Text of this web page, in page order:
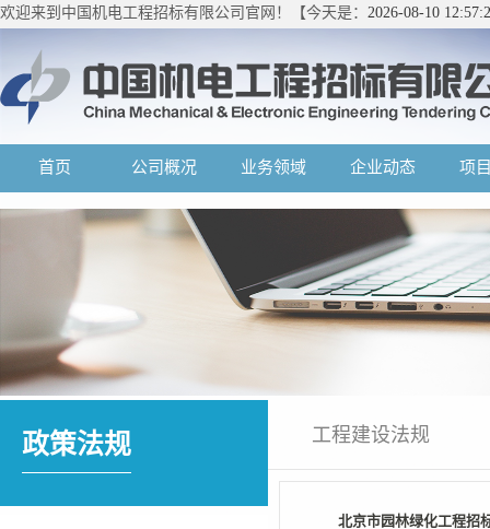
欢迎来到中国机电工程招标有限公司官网！【今天是： 2026-08-10
首页 公司概况 业务领域 企业动态 项
政策法规 工程建设法规
北京市园林绿化工程招